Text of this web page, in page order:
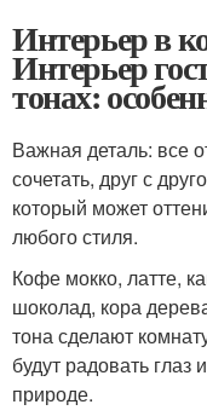
Интерьер в
Интерьер
тонах:
Важная деталь: все
сочетать, друг с
который может
любого стиля.
Кофе мокко, латте,
шоколад, кора
тона сделают
будут радовать
природе.